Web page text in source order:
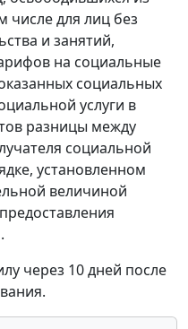
числе для лиц без
и занятий,
на социальные
социальных
услуги в
разницы между
социальной
установленном
величиной
через 10 дней после